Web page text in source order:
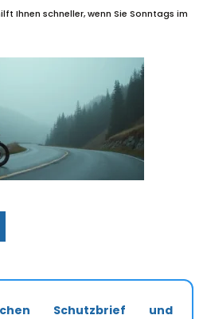
Ihnen schneller, wenn Sie Sonntags im
Schutzbrief und